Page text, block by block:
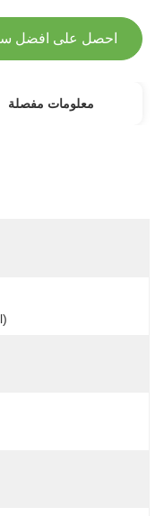
احصل على افضل
معلومات مفصلة